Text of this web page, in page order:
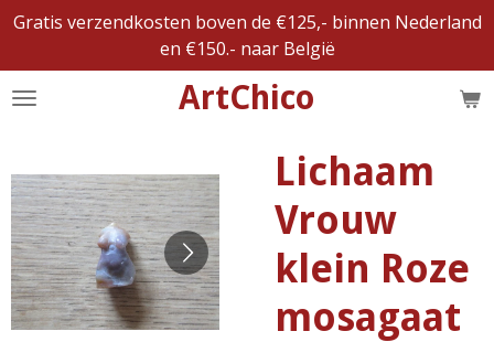
Ga
naar
de
ArtChico
Gratis verzendkosten boven de €125,- binnen Nederland
en €150.- naar België
Lichaam
Vrouw
klein Roze
mosagaat